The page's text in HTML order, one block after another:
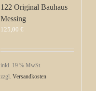
122 Original Bauhaus
Messing
125,00 €
inkl. 19 % MwSt.
zzgl. Versandkosten